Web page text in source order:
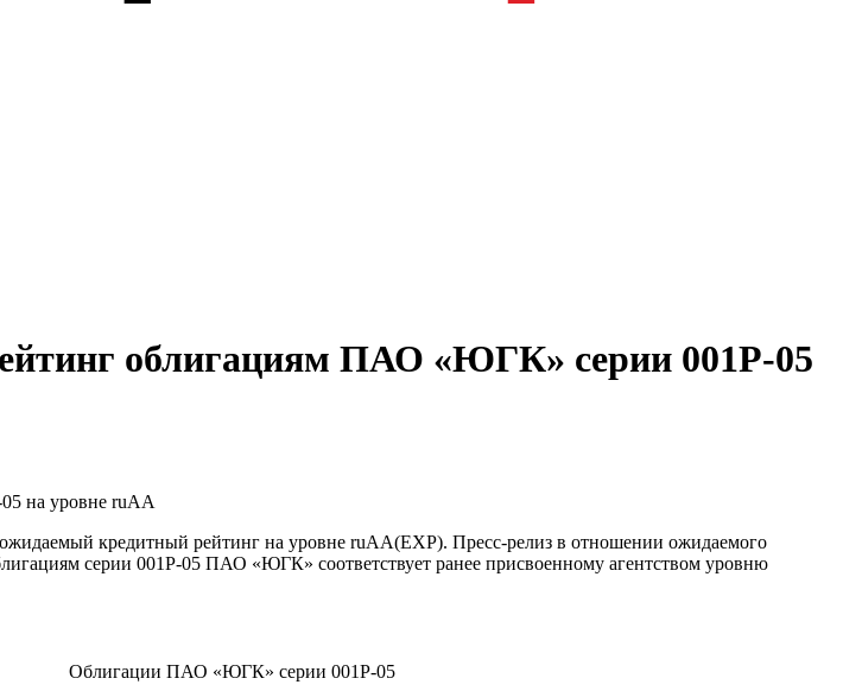
облигациям ПАО «ЮГК» серии 001Р-05
на уровне ruAA
кредитный рейтинг на уровне ruAA(EXP). Пресс-релиз в отношении ожидаемого
серии 001Р-05 ПАО «ЮГК» соответствует ранее присвоенному агентством уровню
Облигации ПАО «ЮГК» серии 001Р-05